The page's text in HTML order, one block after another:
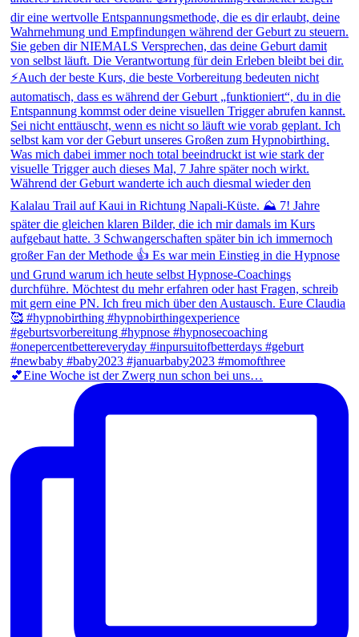
💕Eine Woche ist der Zwerg nun schon bei uns…